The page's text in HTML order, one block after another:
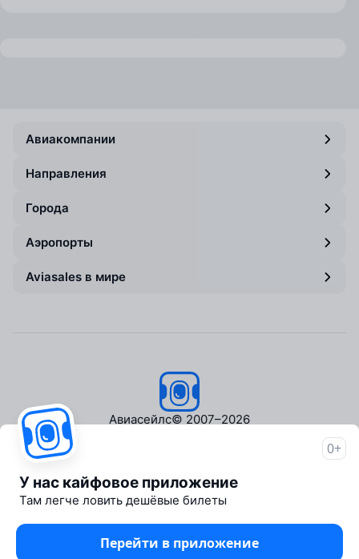
Авиакомпании
Направления
Города
Аэропорты
Aviasales в мире
Авиасейлс© 2007–2026
Пресс‑центр
Travelpayouts
Партнёрская программа
Медиа Yo'lovchi
Трэвел‑медиа Aviasales.uz
0+
У нас кайфовое приложение
Там легче ловить дешёвые билеты
Перейти в приложение